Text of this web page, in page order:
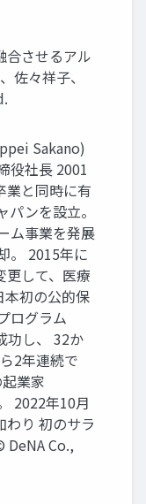
合させるアル
佐々祥⼦、
Sakano)
役社⻑ 2001
業と同時に有
ンを設⽴。
ム事業を発展
。 2015年に
更して、医療
本初の公的保
ログラム
功し、 32か
2年連続で
業家
2022年10⽉
わり 初のサラ
DeNA Co.,